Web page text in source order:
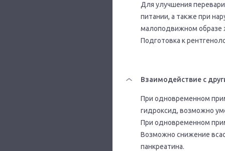
Для улучшения
питании, а также при
малоподвижном образе
Подготовка к
Взаимодействие с
При одновременном
гидроксид, возможно
При одновременном
Возможно снижение
панкреатина.